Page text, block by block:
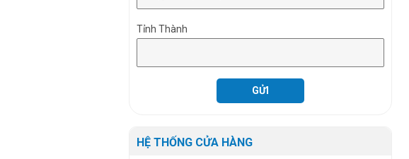
Tỉnh Thành
HỆ THỐNG CỬA HÀNG